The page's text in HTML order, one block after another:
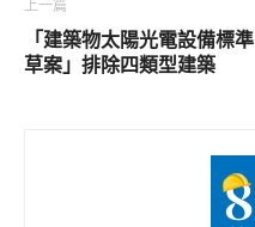
上一篇
「建築物太陽光電設備標準
草案」排除四類型建築